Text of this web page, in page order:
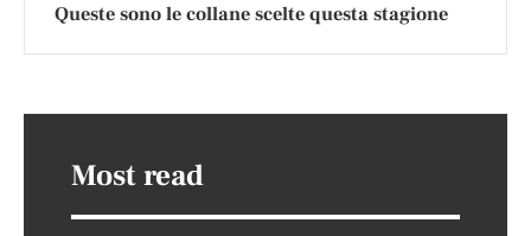
Queste sono le collane scelte questa stagione
Most read